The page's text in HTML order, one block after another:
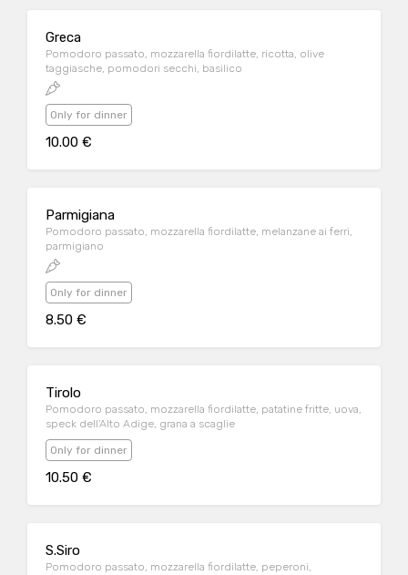
Greca
Pomodoro passato, mozzarella fiordilatte, ricotta, olive
taggiasche, pomodori secchi, basilico
Only for dinner
10.00 €
Parmigiana
Pomodoro passato, mozzarella fiordilatte, melanzane ai ferri,
parmigiano
Only for dinner
8.50 €
Tirolo
Pomodoro passato, mozzarella fiordilatte, patatine fritte, uova,
speck dell'Alto Adige, grana a scaglie
Only for dinner
10.50 €
S.Siro
Pomodoro passato, mozzarella fiordilatte, peperoni,